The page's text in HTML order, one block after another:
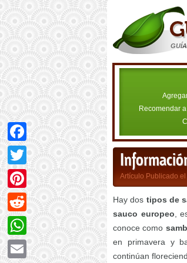
Recomendar
Artículo Publicado
Hay dos tipos de
sauco europeo ,
conoce como
en primavera y
continúan
Facebook
Twitter
Pinterest
Reddit
WhatsApp